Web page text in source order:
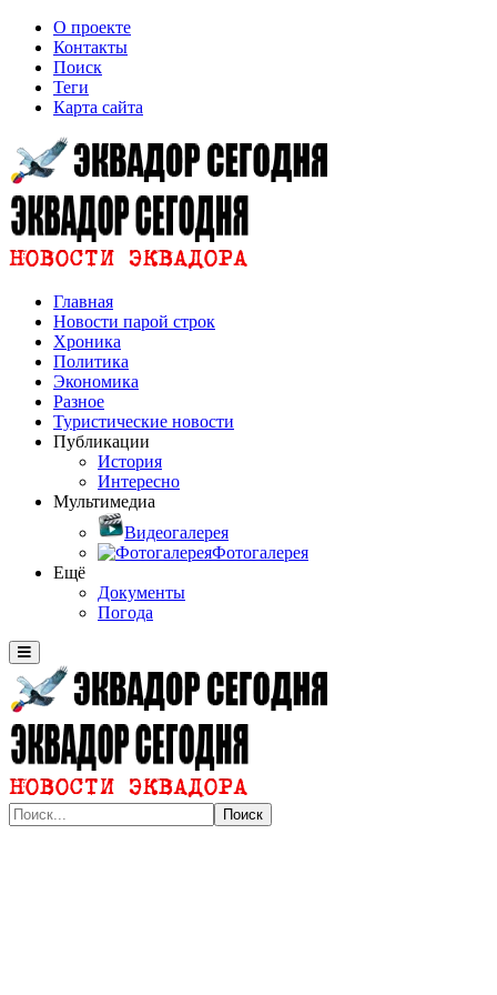
О проекте
Контакты
Поиск
Теги
Карта сайта
Главная
Новости парой строк
Хроника
Политика
Экономика
Разное
Туристические новости
Публикации
История
Интересно
Мультимедиа
Видеогалерея
Фотогалерея
Ещё
Документы
Погода
Поиск